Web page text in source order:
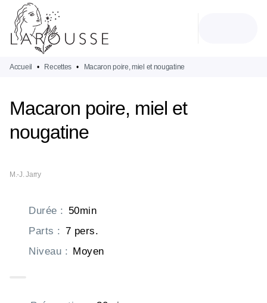
MENU
PIED DE PAGE
Accueil • Recettes • Macaron poire, miel et nougatine
Macaron poire, miel et
nougatine
M.-J. Jarry
Durée : 50min
Parts : 7 pers.
Niveau : Moyen